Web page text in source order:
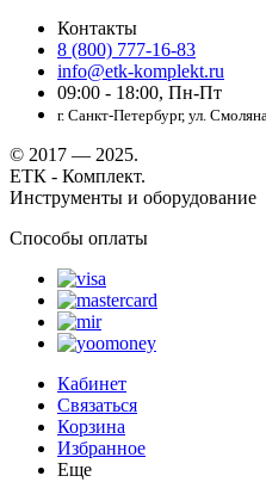
Контакты
8 (800) 777-16-83
info@etk-komplekt.ru
09:00 - 18:00, Пн-Пт
г. Санкт-Петербург, ул.
© 2017 — 2025.
ЕТК - Комплект.
Инструменты и оборудование
Способы оплаты
Кабинет
Связаться
Корзина
Избранное
Еще